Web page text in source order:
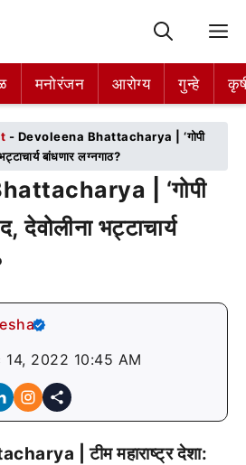
मनोरंजन आरोग्य गुन्हे
मनोरंजन आरोग्य गुन्हे
- Devoleena Bhattacharya | ‘गोपी
बांधणार लग्नगाठ?
| ‘गोपी
देवोलीना भट्टाचार्य
14, 2022 10:45 AM
| टीम महाराष्ट्र देशा: